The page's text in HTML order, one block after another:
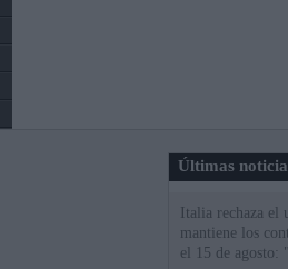
Últimas
Italia rechaza
mantiene los
el 15 de agosto: